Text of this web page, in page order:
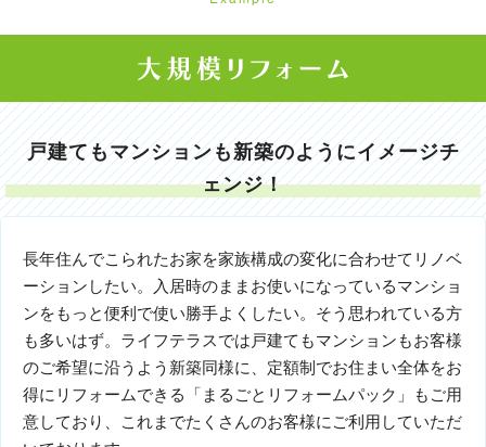
戸建てもマンションも新築のようにイメージチ
ェンジ！
長年住んでこられたお家を家族構成の変化に合わせてリノベ
ーションしたい。入居時のままお使いになっているマンショ
ンをもっと便利で使い勝手よくしたい。そう思われている方
も多いはず。ライフテラスでは戸建てもマンションもお客様
のご希望に沿うよう新築同様に、定額制でお住まい全体をお
得にリフォームできる「まるごとリフォームパック」もご用
意しており、これまでたくさんのお客様にご利用していただ